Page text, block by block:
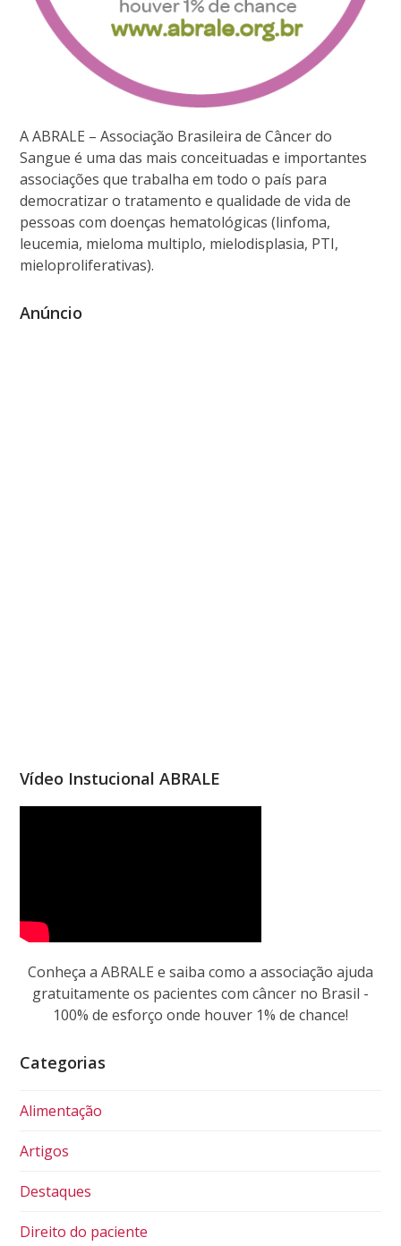
A ABRALE – Associação Brasileira de Câncer do
Sangue é uma das mais conceituadas e importantes
associações que trabalha em todo o país para
democratizar o tratamento e qualidade de vida de
pessoas com doenças hematológicas (linfoma,
leucemia, mieloma multiplo, mielodisplasia, PTI,
mieloproliferativas).
Anúncio
Vídeo Instucional ABRALE
Conheça a ABRALE e saiba como a associação ajuda
gratuitamente os pacientes com câncer no Brasil -
100% de esforço onde houver 1% de chance!
Categorias
Alimentação
Artigos
Destaques
Direito do paciente